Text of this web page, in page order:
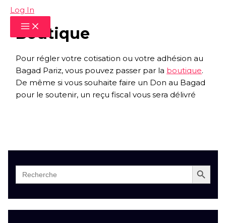
Aller
Log In
Boutique
Pour régler votre cotisation ou votre adhésion au
Bagad Pariz, vous pouvez passer par la boutique.
De même si vous souhaite faire un Don au Bagad
pour le soutenir, un reçu fiscal vous sera délivré
Search
for:
SEARCH